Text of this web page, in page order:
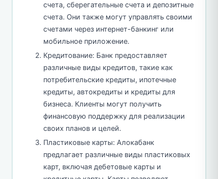
счета, сберегательные счета и депозитные
счета. Они также могут управлять своими
счетами через интернет-банкинг или
мобильное приложение.
Кредитование: Банк предоставляет
различные виды кредитов, такие как
потребительские кредиты, ипотечные
кредиты, автокредиты и кредиты для
бизнеса. Клиенты могут получить
финансовую поддержку для реализации
своих планов и целей.
Пластиковые карты: Алокабанк
предлагает различные виды пластиковых
карт, включая дебетовые карты и